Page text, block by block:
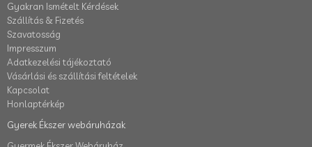
Gyakran Ismételt Kérdések
Szállítás & Fizetés
Szavatosság
Impresszum
Adatkezelési tájékoztató
Vásárlási és szállítási feltételek
Kapcsolat
Honlaptérkép
Gyerek Ékszer webáruházak